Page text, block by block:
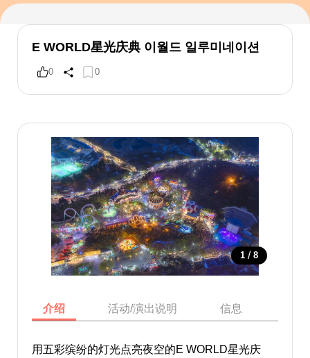
E WORLD星光庆典 이월드 일루미네이션
0 0
1 / 8
介绍 活动/演出说明 信息
用五彩缤纷的灯光点亮夜空的E WORLD星光庆